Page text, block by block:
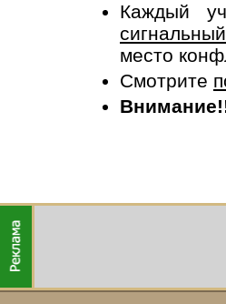
Каждый
место
Смотрите